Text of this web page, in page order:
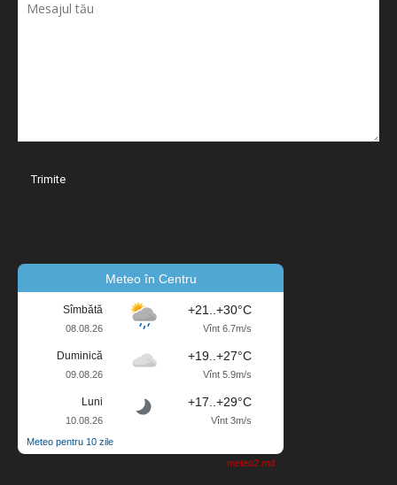
Meteo în Centru
Sîmbătă
08.08.26
+21..+30°C
Vînt 6.7m/s
Duminică
09.08.26
+19..+27°C
Vînt 5.9m/s
Luni
10.08.26
+17..+29°C
Vînt 3m/s
Meteo pentru 10 zile
meteo2.md